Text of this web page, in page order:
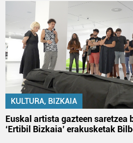
KULTURA, BIZKAIA
Euskal artista gazteen saretzea
‘Ertibil Bizkaia’ erakusketak